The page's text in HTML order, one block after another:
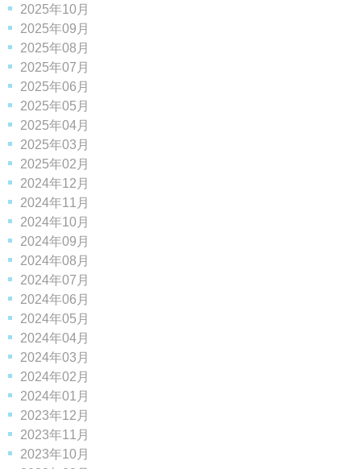
2025年10月
2025年09月
2025年08月
2025年07月
2025年06月
2025年05月
2025年04月
2025年03月
2025年02月
2024年12月
2024年11月
2024年10月
2024年09月
2024年08月
2024年07月
2024年06月
2024年05月
2024年04月
2024年03月
2024年02月
2024年01月
2023年12月
2023年11月
2023年10月